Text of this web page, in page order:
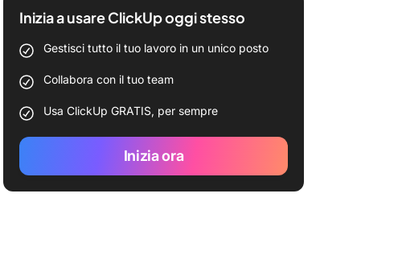
Inizia a usare ClickUp oggi stesso
Gestisci tutto il tuo lavoro in un unico posto
Collabora con il tuo team
Usa ClickUp GRATIS, per sempre
Inizia ora